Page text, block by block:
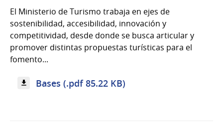
El Ministerio de Turismo trabaja en ejes de
sostenibilidad, accesibilidad, innovación y
competitividad, desde donde se busca articular y
promover distintas propuestas turísticas para el
fomento...
Bases (.pdf 85.22 KB)